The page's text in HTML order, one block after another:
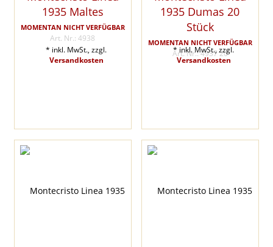
1935 Maltes
MOMENTAN NICHT VERFÜGBAR
Art. Nr.: 4938
* inkl. MwSt., zzgl.
Versandkosten
1935 Dumas 20
Stück
MOMENTAN NICHT VERFÜGBAR
Art. Nr.: 4937 20
* inkl. MwSt., zzgl.
Versandkosten